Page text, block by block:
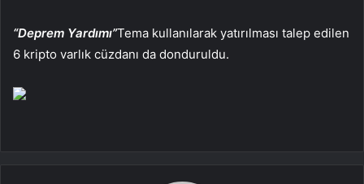
“Deprem Yardımı”Tema kullanılarak yatırılması talep edilen
6 kripto varlık cüzdanı da donduruldu.